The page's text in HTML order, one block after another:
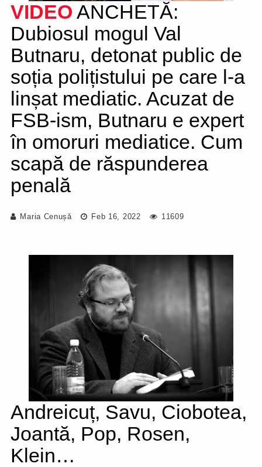
VIDEO ANCHETĂ:
Dubiosul mogul Val
Butnaru, detonat public de
soția polițistului pe care l-a
linșat mediatic. Acuzat de
FSB-ism, Butnaru e expert
în omoruri mediatice. Cum
scapă de răspunderea
penală
Maria Cenușă Feb 16, 2022 11609
Andreicuț, Savu, Ciobotea,
Joantă, Pop, Rosen,
Klein…